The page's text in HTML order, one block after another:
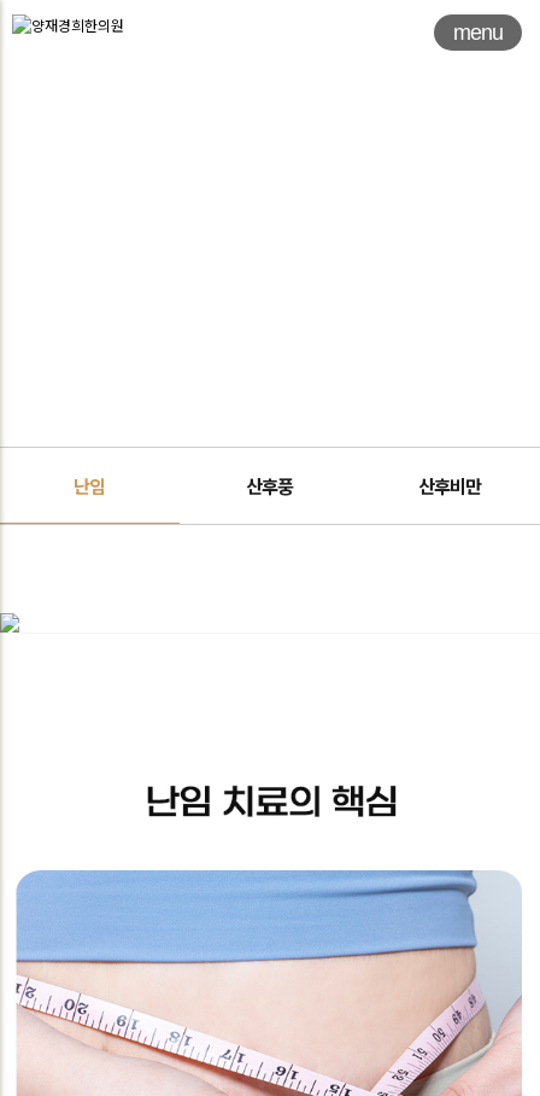
menu
난임 산후풍 산후비만